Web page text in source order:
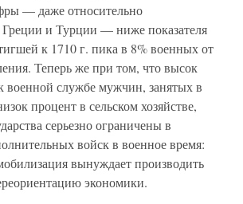
— даже относительно
и Турции — ниже показателя
к 1710 г. пика в 8% военных от
Теперь же при том, что высок
военной службе мужчин, занятых в
процент в сельском хозяйстве,
серьезно ограничены в
войск в военное время:
вынуждает производить
экономики.